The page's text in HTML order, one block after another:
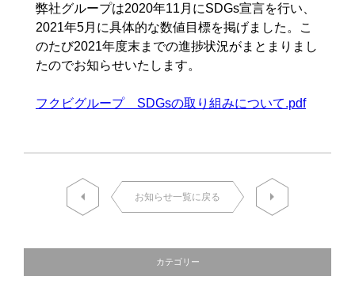
弊社グループは2020年11月にSDGs宣言を行い、
2021年5月に具体的な数値目標を掲げました。こ
のたび2021年度末までの進捗状況がまとまりまし
たのでお知らせいたします。
フクビグループ SDGsの取り組みについて.pdf
お知らせ一覧に戻る
カテゴリー